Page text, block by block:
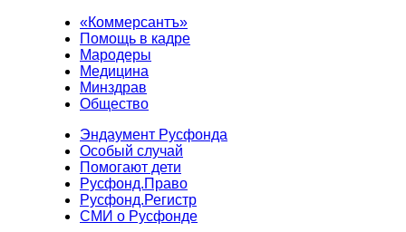
«Коммерсантъ»
Помощь в кадре
Мародеры
Медицина
Минздрав
Общество
Эндаумент Русфонда
Особый случай
Помогают дети
Русфонд.Право
Русфонд.Регистр
СМИ о Русфонде